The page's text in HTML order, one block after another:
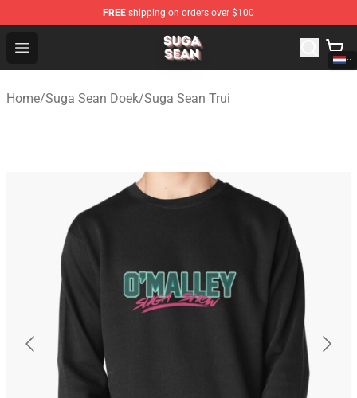
FREE shipping on orders over $100
Open menu
Suga Sean Shop - Official Suga Sean Merchandise Store
Home/Suga Sean Doek/Suga Sean Trui